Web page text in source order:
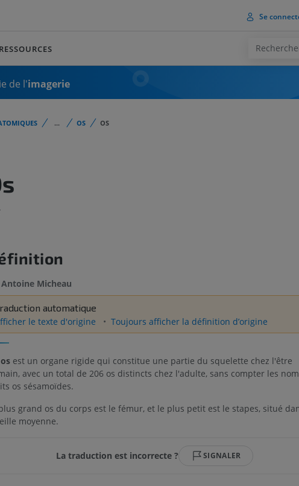
Se
RESSOURCES
de l'imagerie
... OS OS
Antoine Micheau
automatique
le texte d'origine
Toujours afficher la définition d’origine
osest un organe rigide qui constitue une partie du squelette chez l'être
avec un total de 206 os distincts chez l'adulte, sans compter les
os sésamoïdes.
grand os du corps est le fémur, et le plus petit est le stapes, situé
moyenne.
La traduction est incorrecte ? SIGNALER